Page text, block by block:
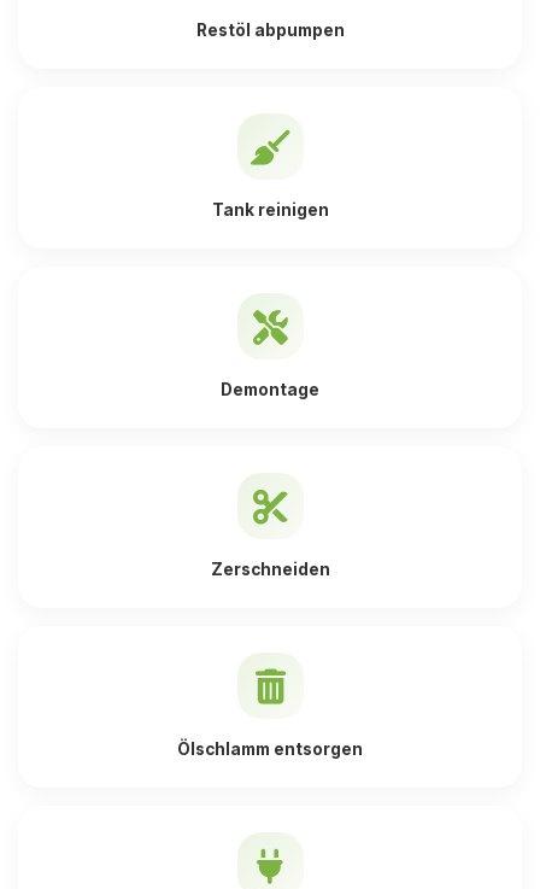
Restöl abpumpen
Tank reinigen
Demontage
Zerschneiden
Ölschlamm entsorgen